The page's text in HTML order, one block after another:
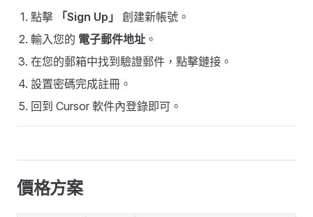
點擊 「Sign Up」
創建新帳號。
輸入您的 電子郵件地址 。
在您的郵箱中找到驗證郵件，點擊鏈接。
設置密碼完成註冊。
回到 Cursor 軟件內登錄即可。
價格方案